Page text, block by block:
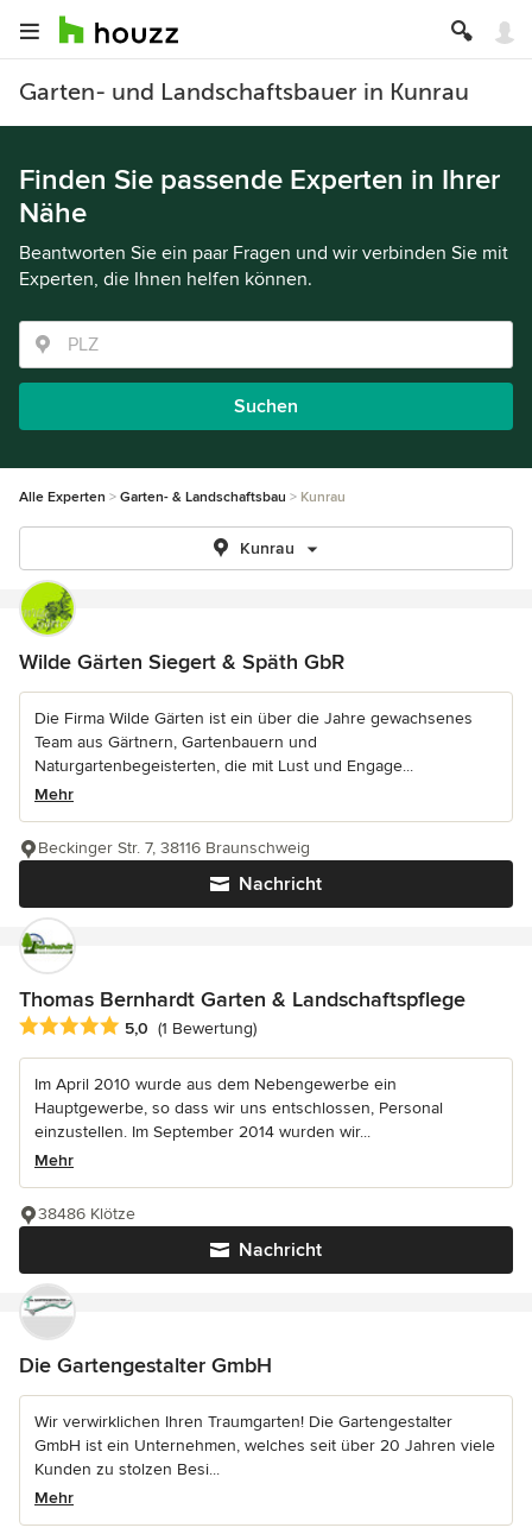
Garten- und Landschaftsbauer in Kunrau
Finden Sie passende Experten in Ihrer
Nähe
Beantworten Sie ein paar Fragen und wir verbinden Sie mit
Experten, die Ihnen helfen können.
Suchen
Alle Experten Garten- & Landschaftsbau Kunrau
Kunrau
Wilde Gärten Siegert & Späth GbR
Die Firma Wilde Gärten ist ein über die Jahre gewachsenes
Team aus Gärtnern, Gartenbauern und
Naturgartenbegeisterten, die mit Lust und Engage...
Mehr
Nachricht
Beckinger Str. 7, 38116 Braunschweig
Thomas Bernhardt Garten & Landschaftspflege
Durchschnittliche Bewertung: 5 von 5 Sternen
5,0 (1 Bewertung)
Im April 2010 wurde aus dem Nebengewerbe ein
Hauptgewerbe, so dass wir uns entschlossen, Personal
einzustellen. Im September 2014 wurden wir...
Mehr
Nachricht
38486 Klötze
Die Gartengestalter GmbH
Wir verwirklichen Ihren Traumgarten! Die Gartengestalter
GmbH ist ein Unternehmen, welches seit über 20 Jahren viele
Kunden zu stolzen Besi...
Mehr